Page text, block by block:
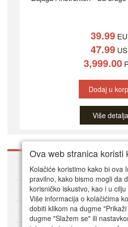
39.99
47.99
3,999.00
Dodaj u
Više detalja
O DVD Zoni
Kako kupovati online
Korisnički servis
Ova web stranica koristi
Kolačiće koristimo kako bi ova
pravilno, kako bismo mogli da
korisničko iskustvo, kao i u
Više informacija o kolačićima
dobiti klikom na dugme
dugme "Slažem se" ili